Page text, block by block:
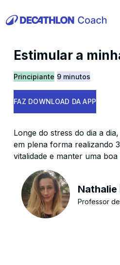
Estimular a
Principiante 9 minutos
FAZ DOWNLOAD DA APP
Longe do stress do dia a
em plena forma realizando
vitalidade e manter uma boa
Nathalie
Professor